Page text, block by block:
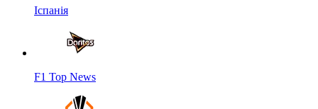
Іспанія
F1 Top News